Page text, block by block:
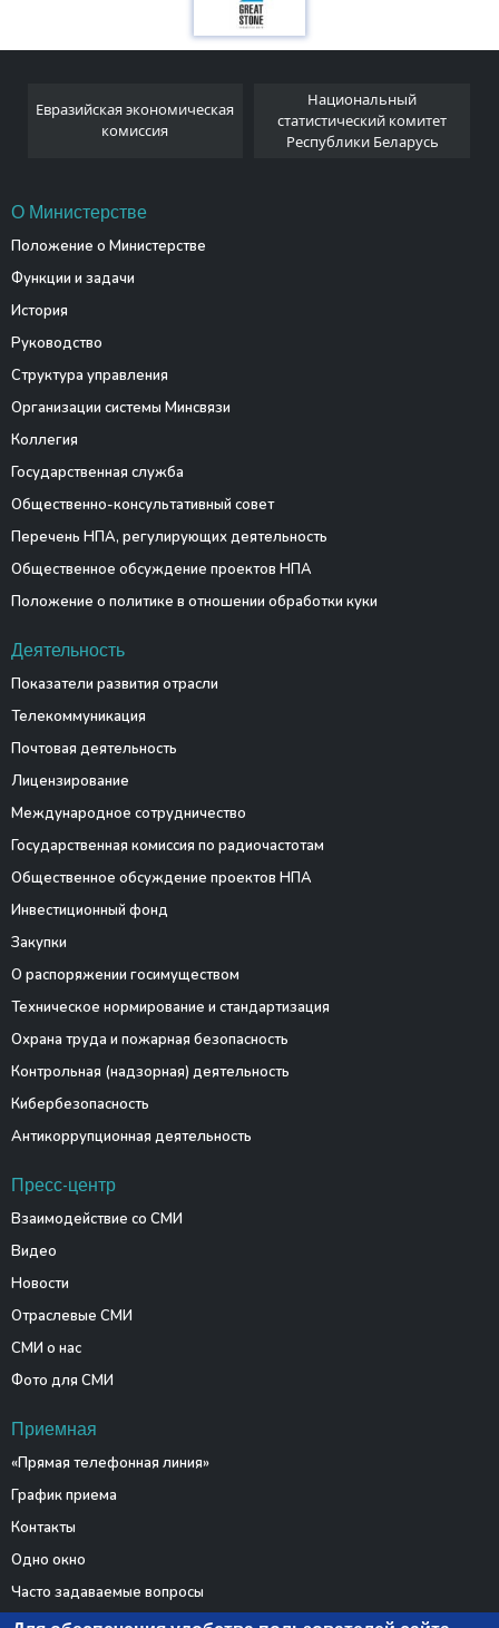
Евразийская экономическая
комиссия
Национальный
статистический комитет
Республики Беларусь
О Министерстве
Положение о Министерстве
Функции и задачи
История
Руководство
Структура управления
Организации системы Минсвязи
Коллегия
Государственная служба
Общественно-консультативный совет
Перечень НПА, регулирующих деятельность
Общественное обсуждение проектов НПА
Положение о политике в отношении обработки куки
Деятельность
Показатели развития отрасли
Телекоммуникация
Почтовая деятельность
Лицензирование
Международное сотрудничество
Государственная комиссия по радиочастотам
Общественное обсуждение проектов НПА
Инвестиционный фонд
Закупки
О распоряжении госимуществом
Техническое нормирование и стандартизация
Охрана труда и пожарная безопасность
Контрольная (надзорная) деятельность
Кибербезопасность
Антикоррупционная деятельность
Пресс-центр
Взаимодействие со СМИ
Видео
Новости
Отраслевые СМИ
СМИ о нас
Фото для СМИ
Приемная
«Прямая телефонная линия»
График приема
Контакты
Одно окно
Часто задаваемые вопросы